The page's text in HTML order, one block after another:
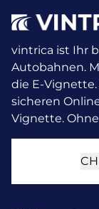
vintrica ist Ihr
Autobahnen.
die E-Vignette.
sicheren
Vignette.